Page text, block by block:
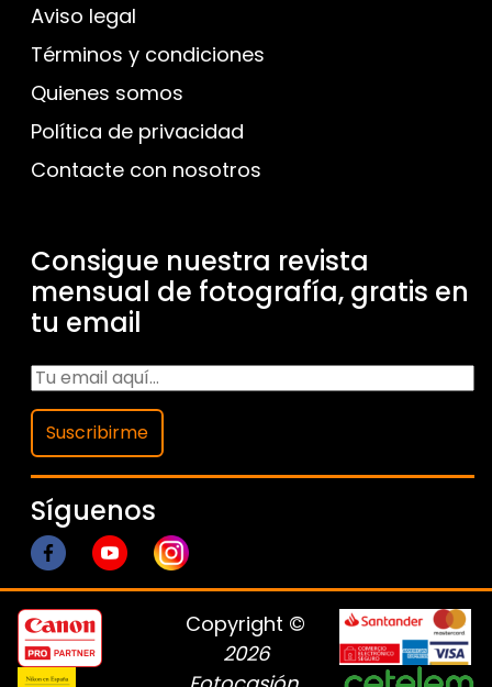
Aviso legal
Términos y condiciones
Quienes somos
Política de privacidad
Contacte con nosotros
Consigue nuestra revista
mensual de fotografía, gratis en
tu email
Suscribirme
Síguenos
Copyright ©
2026